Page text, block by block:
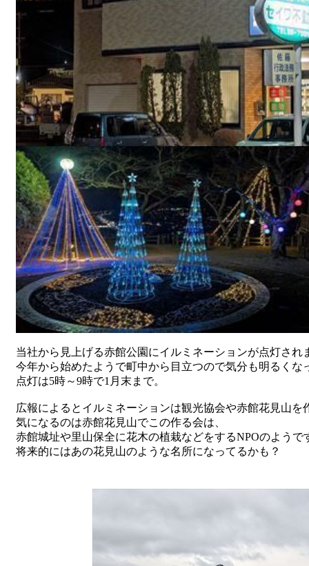
当社から見上げる赤館公園にイルミネーションが点灯され
今年から始めたようで町中から目立つので気分も明るくな
点灯は5時～9時で1月末まで。
広報によるとイルミネーションは観光協会や赤館花見山を
気になるのは赤館花見山でこの作る会は、
赤館城址や里山保全に花木の植栽などをするNPOのようで
将来的にはあの花見山のような名所になってるかも？